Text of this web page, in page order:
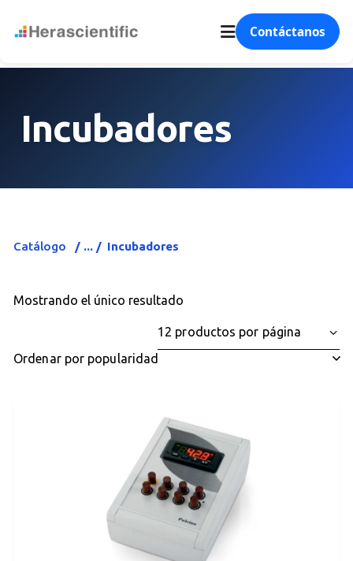
Contáctanos
Incubadores
Catálogo Incubadores
Mostrando el único resultado